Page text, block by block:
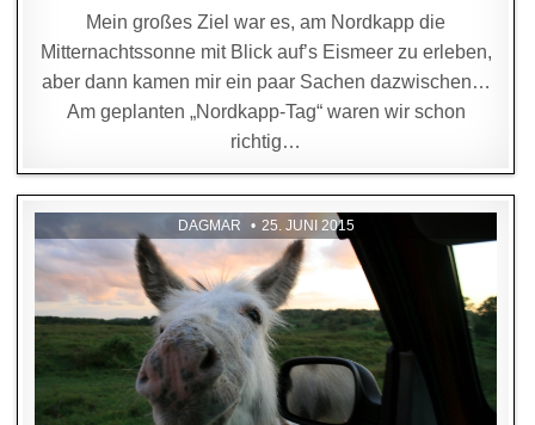
Mein großes Ziel war es, am Nordkapp die
Mitternachtssonne mit Blick auf’s Eismeer zu erleben,
aber dann kamen mir ein paar Sachen dazwischen…
Am geplanten „Nordkapp-Tag“ waren wir schon
richtig…
DAGMAR 25. JUNI 2015